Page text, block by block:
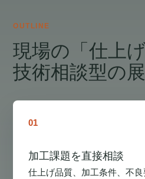
OUTLINE
現場の「仕上
技術相談型の
01
加工課題を直接相談
仕上げ品質、加工条件、不